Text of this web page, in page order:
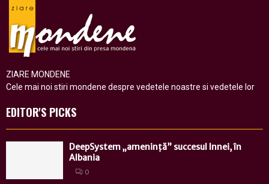
ZIARE MONDENE
Cele mai noi stiri mondene despre vedetele noastre si vedetele lor
EDITOR'S PICKS
DeepSystem „amenință” succesul Innei, în
Albania
0